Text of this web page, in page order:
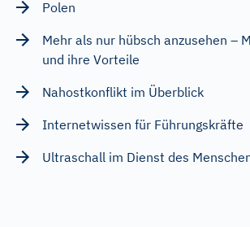
Polen
Mehr als nur hübsch anzusehen –
und ihre Vorteile
Nahostkonflikt im Überblick
Internetwissen für Führungskräfte
Ultraschall im Dienst des